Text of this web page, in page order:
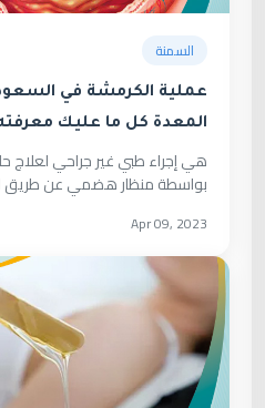
السمنة
عملية الكرمشة في
المعدة كل ما عليك
هي إجراء طبي غير جراحي لعلاج
بواسطة منظار هضمي عن طريق
Apr 09, 2023